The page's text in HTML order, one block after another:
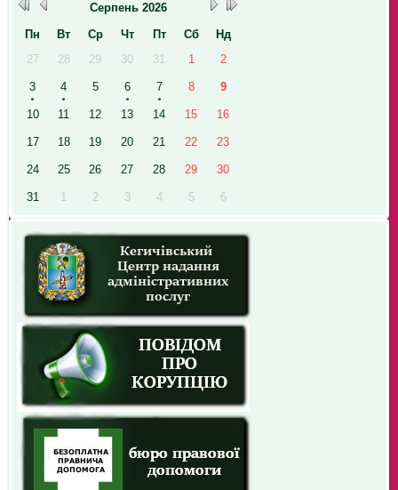
Серпень 2026
Пн
Вт Ср Чт Пт Сб
Нд
27
28 29 30 31 1 2
3 4 5 6 7 8 9
10 11 12 13 14 15 16
17 18 19 20 21 22 23
24 25 26 27 28 29 30
31 1 2 3 4 5 6